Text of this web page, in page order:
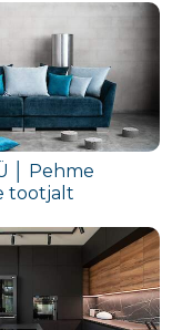
│ Pehme
tootjalt